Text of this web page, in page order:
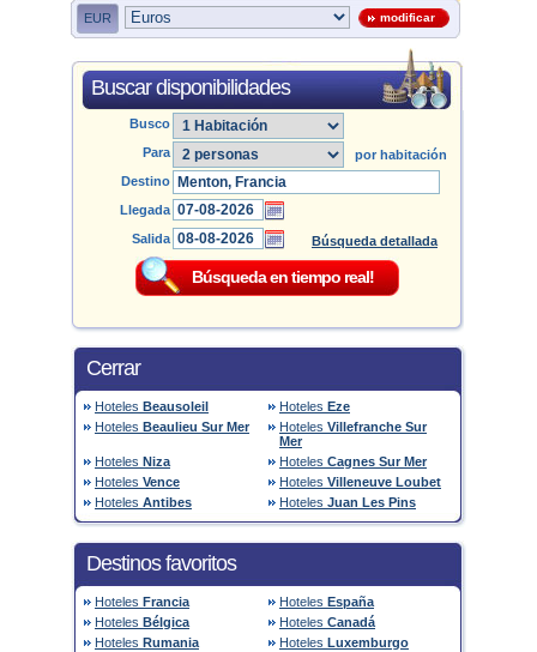
EUR modificar
Buscar disponibilidades
Busco
Para
por habitación
Destino
Llegada
Salida
Búsqueda detallada
Cerrar
Hoteles Beausoleil Hoteles Eze
Hoteles Beaulieu Sur Mer Hoteles Villefranche Sur
Mer
Hoteles Niza Hoteles Cagnes Sur Mer
Hoteles Vence Hoteles Villeneuve Loubet
Hoteles Antibes Hoteles Juan Les Pins
Destinos favoritos
Hoteles Francia Hoteles España
Hoteles Bélgica Hoteles Canadá
Hoteles Rumania Hoteles Luxemburgo